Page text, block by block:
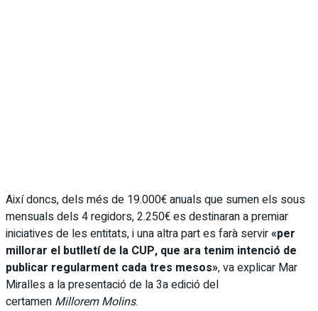
Així doncs, dels més de 19.000€ anuals que sumen els sous
mensuals dels 4 regidors, 2.250€ es destinaran a premiar
iniciatives de les entitats, i una altra part es farà servir«per
millorar el butlletí de la CUP, que ara tenim intenció de
publicar regularment cada tres mesos», va explicar Mar
Miralles a la presentació de la 3a edició del
certamen Millorem Molins.